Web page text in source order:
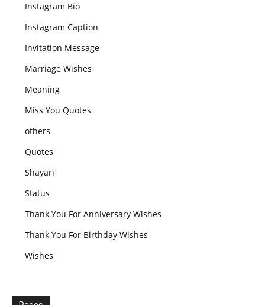
Instagram Bio
Instagram Caption
Invitation Message
Marriage Wishes
Meaning
Miss You Quotes
others
Quotes
Shayari
Status
Thank You For Anniversary Wishes
Thank You For Birthday Wishes
Wishes